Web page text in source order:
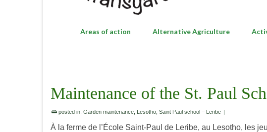
Areas of action Alternative Agriculture
Maintenance of the St. Paul
posted in: Garden maintenance Lesotho Saint Paul school – Leribe |
À la ferme de l’École Saint-Paul de Leribe, au Lesotho, les